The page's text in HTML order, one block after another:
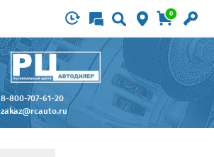
0
8-800-707-61-20
zakaz@rcauto.ru